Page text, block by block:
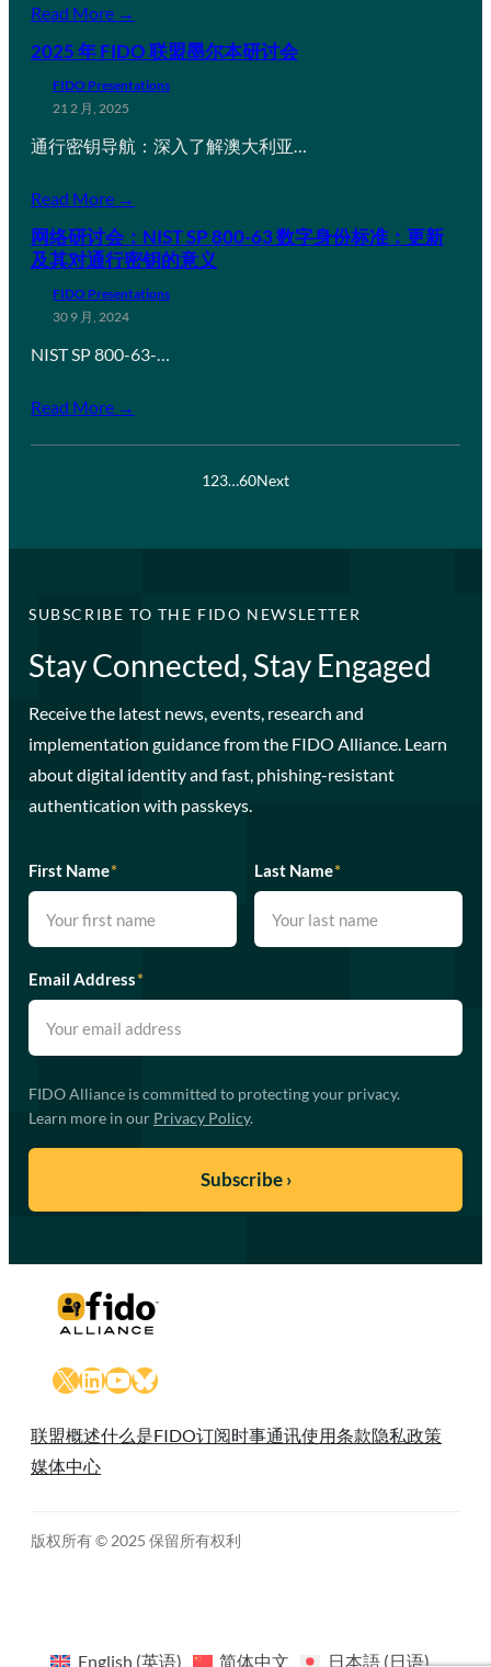
Read More →
2025 年 FIDO 联盟墨尔本研讨会
FIDO Presentations
21 2 月, 2025
通行密钥导航：深入了解澳大利亚…
Read More →
网络研讨会：NIST SP 800-63 数字身份标准：更新
及其对通行密钥的意义
FIDO Presentations
30 9 月, 2024
NIST SP 800-63-…
Read More →
123…60Next
SUBSCRIBE TO THE FIDO NEWSLETTER
Stay Connected, Stay Engaged
Receive the latest news, events, research and
implementation guidance from the FIDO Alliance. Learn
about digital identity and fast, phishing-resistant
authentication with passkeys.
First Name* Last Name*
Email Address*
FIDO Alliance is committed to protecting your privacy.
Learn more in our Privacy Policy.
X LinkedIn
YouTube
Bluesky
联盟概述什么是FIDO订阅时事通讯使用条款隐私政策
媒体中心
版权所有 © 2025 保留所有权利
English (英语) 简体中文 日本語(日语)